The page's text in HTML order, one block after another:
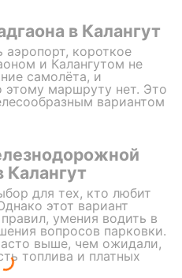
в Калангут
аэропорт, короткое
и Калангутом не
самолёта, и
этому маршруту нет. Это
вариантом
Калангут
для тех, кто любит
этот вариант
умения водить в
вопросов парковки.
выше, чем ожидали,
топлива и платных